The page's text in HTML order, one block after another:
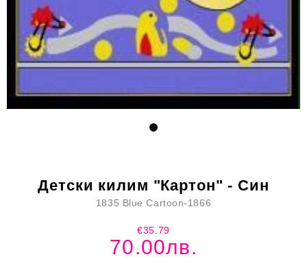
Детски килим "Картон" - Син
1835 Blue Cartoon-1866
€35.79
70.00лв.